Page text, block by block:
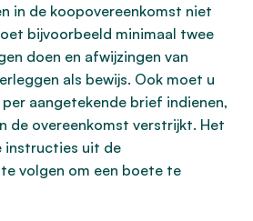
in de koopovereenkomst niet
bijvoorbeeld minimaal twee
doen en afwijzingen van
als bewijs. Ook moet u
aangetekende brief indienen,
de overeenkomst verstrijkt. Het
instructies uit de
volgen om een boete te